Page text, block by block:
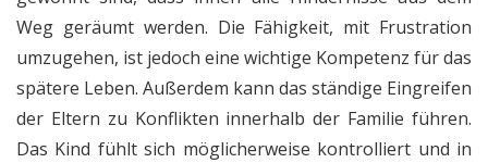
Weg geräumt werden. Die Fähigkeit, mit Frustration
umzugehen, ist jedoch eine wichtige Kompetenz für das
spätere Leben. Außerdem kann das ständige Eingreifen
der Eltern zu Konflikten innerhalb der Familie führen.
Das Kind fühlt sich möglicherweise kontrolliert und in